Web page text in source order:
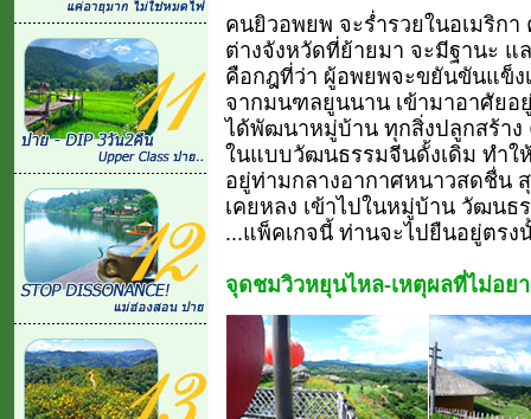
คนยิวอพยพ จะร่ำรวยในอเมริก
ต่างจังหวัดที่ย้ายมา จะมีฐานะ แ
คือกฎที่ว่า ผู้อพยพจะขยันขันแข็
จากมนฑลยูนนาน เข้ามาอาศัยอ
ได้พัฒนาหมู่บ้าน ทุกสิ่งปลูกสร้าง
ในแบบวัฒนธรรมจีนดั้งเดิม ทำใ
อยู่ท่ามกลางอากาศหนาวสดชื่น
เคยหลง เข้าไปในหมู่บ้าน วัฒนธ
...แพ็คเกจนี้ ท่านจะไปยืนอยู่ตรง
จุดชมวิวหยุนไหล-เหตุผลที่ไม่อย